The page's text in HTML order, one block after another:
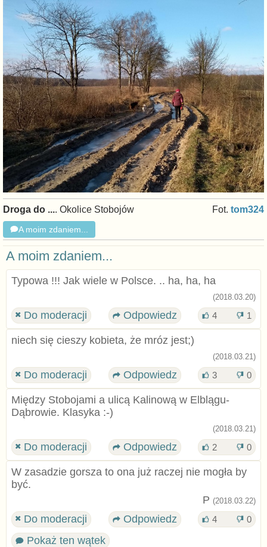
Droga do .... Okolice Stobojów Fot.tom324
A moim zdaniem...
A moim zdaniem...
Typowa !!! Jak wiele w Polsce. .. ha, ha, ha
(2018.03.20)
Do moderacji Odpowiedz 4 1
niech się cieszy kobieta, że mróz jest;)
(2018.03.21)
Do moderacji Odpowiedz 3 0
Między Stobojami a ulicą Kalinową w Elblągu-
Dąbrowie. Klasyka :-)
(2018.03.21)
Do moderacji Odpowiedz 2 0
W zasadzie gorsza to ona już raczej nie mogła by
być.
P (2018.03.22)
Do moderacji Odpowiedz 4 0
Pokaż ten wątek